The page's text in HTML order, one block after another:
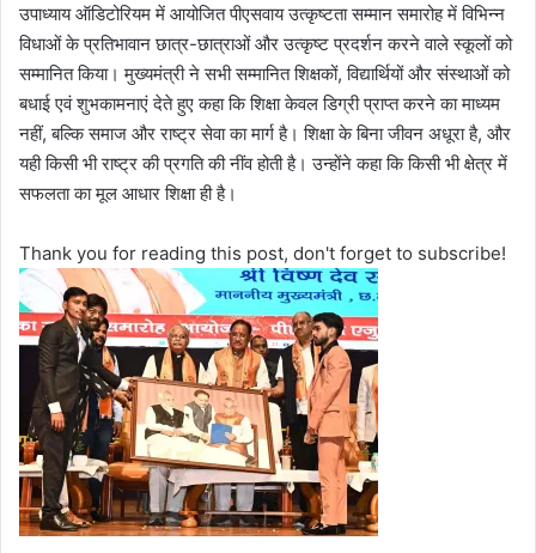
उपाध्याय ऑडिटोरियम में आयोजित पीएसवाय उत्कृष्टता सम्मान समारोह में विभिन्न
विधाओं के प्रतिभावान छात्र-छात्राओं और उत्कृष्ट प्रदर्शन करने वाले स्कूलों को
सम्मानित किया। मुख्यमंत्री ने सभी सम्मानित शिक्षकों, विद्यार्थियों और संस्थाओं को
बधाई एवं शुभकामनाएं देते हुए कहा कि शिक्षा केवल डिग्री प्राप्त करने का माध्यम
नहीं, बल्कि समाज और राष्ट्र सेवा का मार्ग है। शिक्षा के बिना जीवन अधूरा है, और
यही किसी भी राष्ट्र की प्रगति की नींव होती है। उन्होंने कहा कि किसी भी क्षेत्र में
सफलता का मूल आधार शिक्षा ही है।
Thank you for reading this post, don't forget to subscribe!